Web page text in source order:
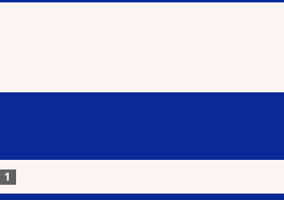
1